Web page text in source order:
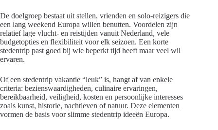
De doelgroep bestaat uit stellen, vrienden en solo-reizigers die
een lang weekend Europa willen benutten. Voordelen zijn
relatief lage vlucht- en reistijden vanuit Nederland, vele
budgetopties en flexibiliteit voor elk seizoen. Een korte
stedentrip past goed bij wie beperkt tijd heeft maar veel wil
ervaren.
Of een stedentrip vakantie “leuk” is, hangt af van enkele
criteria: bezienswaardigheden, culinaire ervaringen,
bereikbaarheid, veiligheid, kosten en persoonlijke interesses
zoals kunst, historie, nachtleven of natuur. Deze elementen
vormen de basis voor slimme stedentrip ideeën Europa.